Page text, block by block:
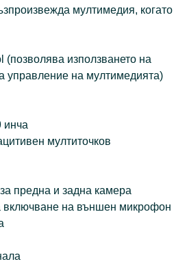
мултимедия, когато
(позволява използването на
управление на мултимедията)
инча
мултиточков
предна и задна камера
включване на външен микрофон